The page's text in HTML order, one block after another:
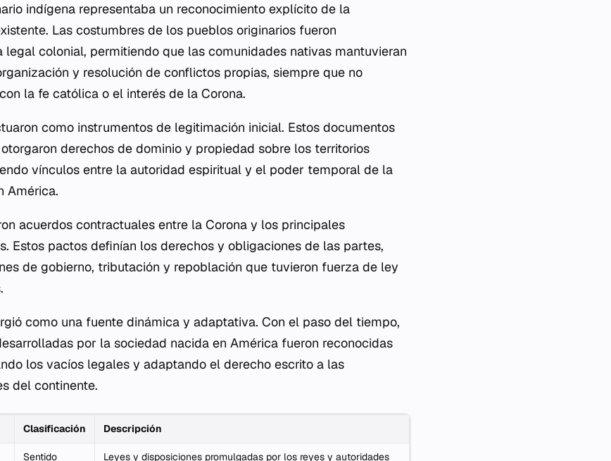
indígena representaba un reconocimiento explícito de la
Las costumbres de los pueblos originarios fueron
legal colonial, permitiendo que las comunidades nativas mantuvieran
y resolución de conflictos propias, siempre que no
la fe católica o el interés de la Corona.
como instrumentos de legitimación inicial. Estos documentos
derechos de dominio y propiedad sobre los territorios
vínculos entre la autoridad espiritual y el poder temporal de la
América.
acuerdos contractuales entre la Corona y los principales
Estos pactos definían los derechos y obligaciones de las partes,
de gobierno, tributación y repoblación que tuvieron fuerza de ley
como una fuente dinámica y adaptativa. Con el paso del tiempo,
por la sociedad nacida en América fueron reconocidas
los vacíos legales y adaptando el derecho escrito a las
del continente.
Clasificación Descripción
Sentido Leyes y disposiciones promulgadas por los reyes y autoridades